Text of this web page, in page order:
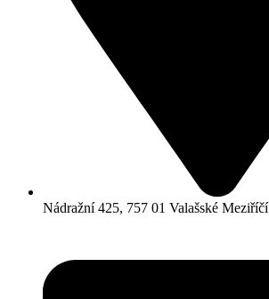
Nádražní 425, 757 01 Valašské Meziříčí